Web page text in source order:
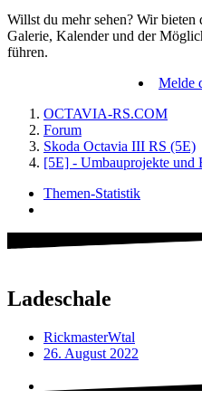
Willst du mehr sehen? Wir
Galerie, Kalender und der
führen.
Melde
OCTAVIA-RS.COM
Forum
Skoda Octavia III RS (5E)
[5E] - Umbauprojekte und
Themen-Statistik
Ladeschale
RickmasterWtal
26. August 2022